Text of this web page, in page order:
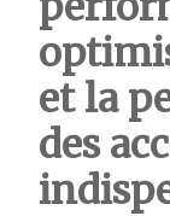
et la
des